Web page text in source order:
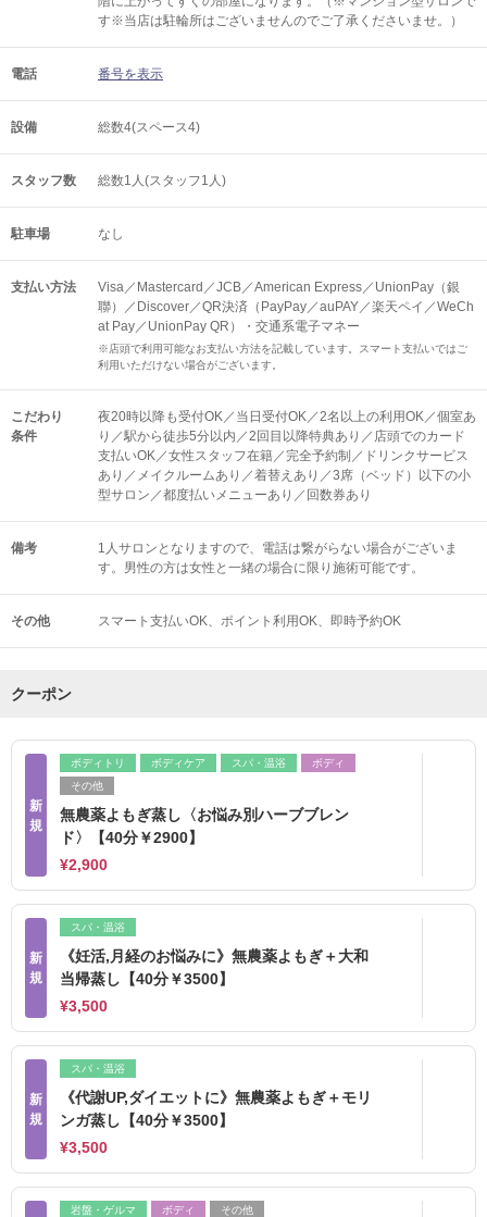
す※当店は駐輪所はございませんのでご了承くださいませ。）
電話 番号を表示
設備 総数4(スペース4)
スタッフ数 総数1人(スタッフ1人)
駐車場 なし
支払い方法
Visa／Mastercard／JCB／American Express／UnionPay（銀
聯）／Discover／QR決済（PayPay／auPAY／楽天ペイ／WeCh
at Pay／UnionPay QR）・交通系電子マネー
※店頭で利用可能なお支払い方法を記載しています。スマート支払いではご
利用いただけない場合がございます。
こだわり
条件
夜20時以降も受付OK／当日受付OK／2名以上の利用OK／個室あ
り／駅から徒歩5分以内／2回目以降特典あり／店頭でのカード
支払いOK／女性スタッフ在籍／完全予約制／ドリンクサービス
あり／メイクルームあり／着替えあり／3席（ベッド）以下の小
型サロン／都度払いメニューあり／回数券あり
備考
1人サロンとなりますので、電話は繋がらない場合がございま
す。男性の方は女性と一緒の場合に限り施術可能です。
その他 スマート支払いOK ポイント利用OK 即時予約OK
クーポン
新
規
ボディトリ ボディケア スパ・温浴
ボディ
その他
無農薬よもぎ蒸し〈お悩み別ハーブブレン
ド〉【40分￥2900】
¥2,900
新
規
スパ・温浴
《妊活,月経のお悩みに》無農薬よもぎ＋大和
当帰蒸し【40分￥3500】
¥3,500
新
規
スパ・温浴
《代謝UP,ダイエットに》無農薬よもぎ＋モリ
ンガ蒸し【40分￥3500】
¥3,500
岩盤・ゲルマ ボディ その他